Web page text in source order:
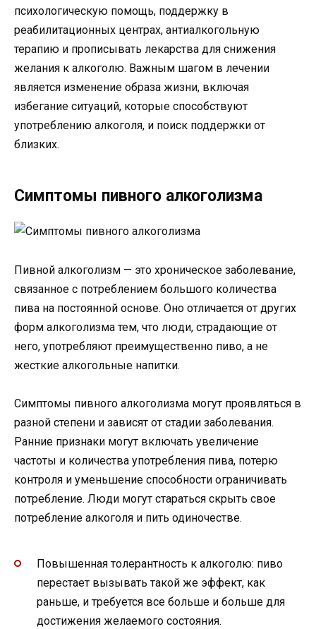
психологическую помощь, поддержку в
реабилитационных центрах, антиалкогольную
терапию и прописывать лекарства для снижения
желания к алкоголю. Важным шагом в лечении
является изменение образа жизни, включая
избегание ситуаций, которые способствуют
употреблению алкоголя, и поиск поддержки от
близких.
Симптомы пивного алкоголизма
Пивной алкоголизм — это хроническое заболевание,
связанное с потреблением большого количества
пива на постоянной основе. Оно отличается от других
форм алкоголизма тем, что люди, страдающие от
него, употребляют преимущественно пиво, а не
жесткие алкогольные напитки.
Симптомы пивного алкоголизма могут проявляться в
разной степени и зависят от стадии заболевания.
Ранние признаки могут включать увеличение
частоты и количества употребления пива, потерю
контроля и уменьшение способности ограничивать
потребление. Люди могут стараться скрыть свое
потребление алкоголя и пить одиночестве.
Повышенная толерантность к алкоголю: пиво
перестает вызывать такой же эффект, как
раньше, и требуется все больше и больше для
достижения желаемого состояния.